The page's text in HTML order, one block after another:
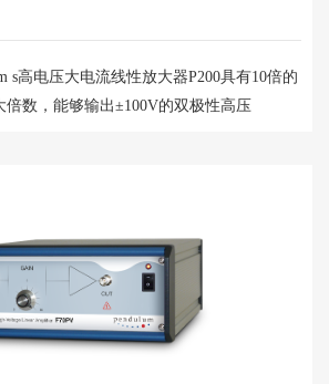
s高电压大电流线性放大器P200具有10倍的
倍数，能够输出±100V的双极性高压